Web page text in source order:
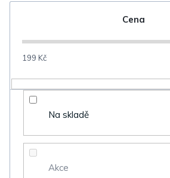
o
Cena
199 Kč
Na skladě
Akce